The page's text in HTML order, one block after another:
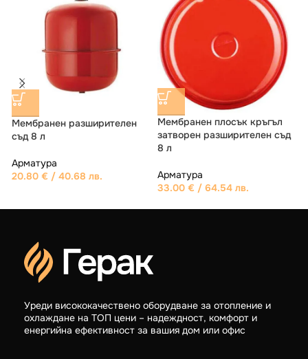
Мембранен разширителен
съд 8 л
Арматура
20.80€ / 40.68 лв.
Мембранен плосък кръгъл
затворен разширителен съд
8 л
Арматура
33.00 € / 64.54 лв.
Уреди висококачествено оборудване за отопление и
охлаждане на ТОП цени – надеждност, комфорт и
енергийна ефективност за вашия дом или офис